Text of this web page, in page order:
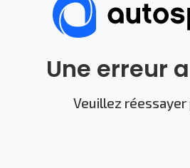
Une erreur
Veuillez réessayer